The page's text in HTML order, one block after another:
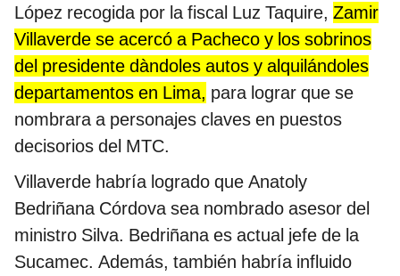
López recogida por la fiscal Luz Taquire, Zamir
Villaverde se acercó a Pacheco y los sobrinos
del presidente dàndoles autos y alquilándoles
departamentos en Lima, para lograr que se
nombrara a personajes claves en puestos
decisorios del MTC.
Villaverde habría logrado que Anatoly
Bedriñana Córdova sea nombrado asesor del
ministro Silva. Bedriñana es actual jefe de la
Sucamec. Además, también habría influido